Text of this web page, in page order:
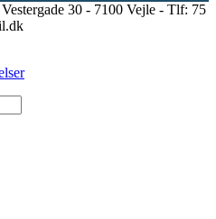
30 - 7100 Vejle - Tlf: 75